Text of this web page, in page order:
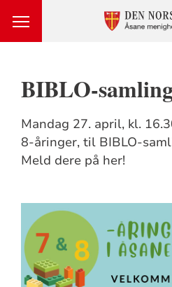
BIBLO-
Mandag 27. april, kl.
8-åringer, til BIBLO-
Meld dere på her!